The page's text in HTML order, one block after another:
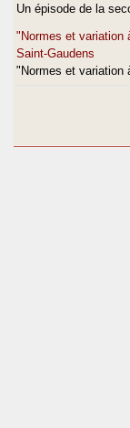
Un épisode de la
"Normes et variation
Saint-Gaudens
"Normes et variation